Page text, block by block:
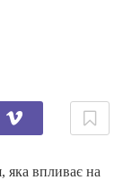
яка впливає на